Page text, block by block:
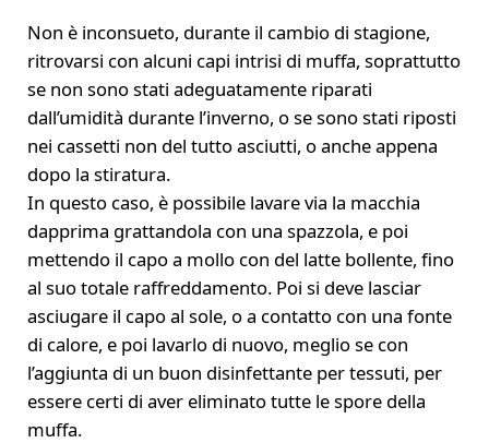
Non è inconsueto, durante il cambio di stagione,
ritrovarsi con alcuni capi intrisi di muffa, soprattutto
se non sono stati adeguatamente riparati
dall’umidità durante l’inverno, o se sono stati riposti
nei cassetti non del tutto asciutti, o anche appena
dopo la stiratura.
In questo caso, è possibile lavare via la macchia
dapprima grattandola con una spazzola, e poi
mettendo il capo a mollo con del latte bollente, fino
al suo totale raffreddamento. Poi si deve lasciar
asciugare il capo al sole, o a contatto con una fonte
di calore, e poi lavarlo di nuovo, meglio se con
l’aggiunta di un buon disinfettante per tessuti, per
essere certi di aver eliminato tutte le spore della
muffa.